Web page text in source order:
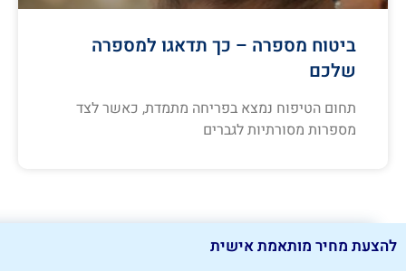
ביטוח מספרה – כך תדאגו למספרה
שלכם
תחום הטיפוח נמצא בפריחה מתמדת, כאשר לצד
מספרות מסורתיות לגברים
להצעת מחיר מותאמת אישית